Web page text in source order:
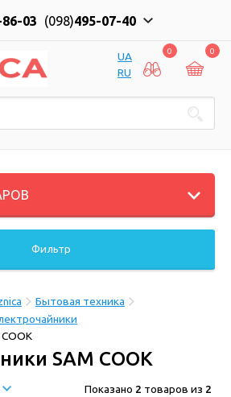
03 (098)495-07-40
UA
RU
0 0
Фильтр
Бытовая техника
SAM COOK
Показано 2 товаров из 2